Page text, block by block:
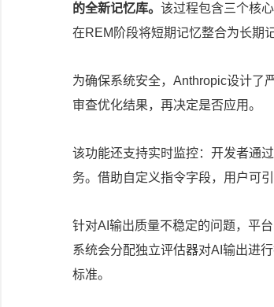
的全新记忆库。 该过程包含三个核
在REM阶段将短期记忆整合为长期
为确保系统安全，Anthropic设计了
审查优化结果，再决定是否应用。
该功能还支持实时监控：开发者通
务。借助自定义指令字段，用户可
针对AI输出质量不稳定的问题，平
系统会分配独立评估器对AI输出进
标准。